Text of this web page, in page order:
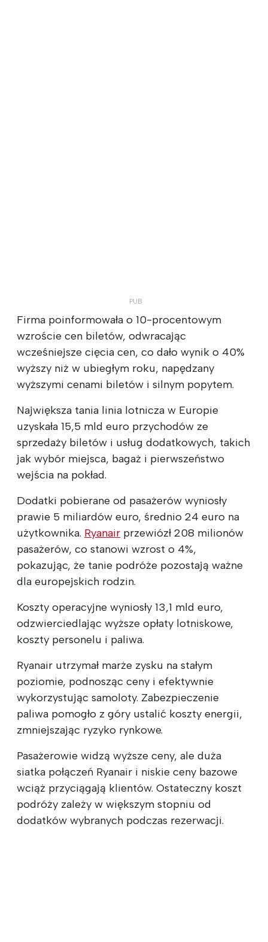
Firma poinformowała o 10-procentowym
wzroście cen biletów, odwracając
wcześniejsze cięcia cen, co dało wynik o 40%
wyższy niż w ubiegłym roku, napędzany
wyższymi cenami biletów i silnym popytem.
Największa tania linia lotnicza w Europie
uzyskała 15,5 mld euro przychodów ze
sprzedaży biletów i usług dodatkowych, takich
jak wybór miejsca, bagaż i pierwszeństwo
wejścia na pokład.
Dodatki pobierane od pasażerów wyniosły
prawie 5 miliardów euro, średnio 24 euro na
użytkownika. Ryanair przewiózł 208 milionów
pasażerów, co stanowi wzrost o 4%,
pokazując, że tanie podróże pozostają ważne
dla europejskich rodzin.
Koszty operacyjne wyniosły 13,1 mld euro,
odzwierciedlając wyższe opłaty lotniskowe,
koszty personelu i paliwa.
Ryanair utrzymał marże zysku na stałym
poziomie, podnosząc ceny i efektywnie
wykorzystując samoloty. Zabezpieczenie
paliwa pomogło z góry ustalić koszty energii,
zmniejszając ryzyko rynkowe.
Pasażerowie widzą wyższe ceny, ale duża
siatka połączeń Ryanair i niskie ceny bazowe
wciąż przyciągają klientów. Ostateczny koszt
podróży zależy w większym stopniu od
dodatków wybranych podczas rezerwacji.